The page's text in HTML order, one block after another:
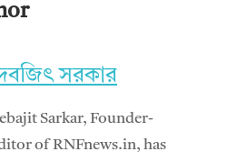
সরকার
Sarkar, Founder-
of RNFnews.in, has